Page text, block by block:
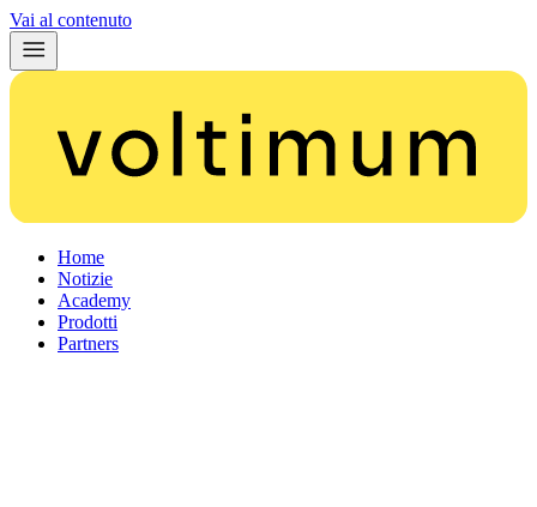
Vai al contenuto
Home
Notizie
Academy
Prodotti
Partners